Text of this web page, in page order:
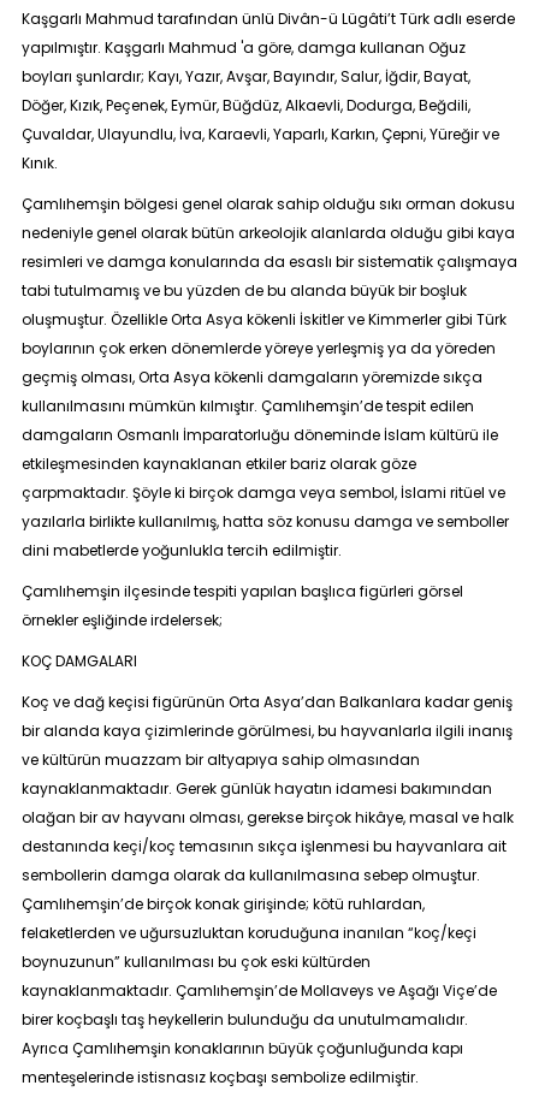
Kaşgarlı Mahmud tarafından ünlü Divân-ü Lügâti’t Türkadlı eserde
yapılmıştır. Kaşgarlı Mahmud 'a göre, damga kullanan Oğuz
boyları şunlardır; Kayı, Yazır, Avşar, Bayındır, Salur, İğdir, Bayat,
Döğer, Kızık, Peçenek, Eymür, Büğdüz, Alkaevli, Dodurga, Beğdili,
Çuvaldar, Ulayundlu, İva, Karaevli, Yaparlı, Karkın, Çepni, Yüreğir ve
Kınık.
Çamlıhemşin bölgesi genel olarak sahip olduğu sıkı orman dokusu
nedeniyle genel olarak bütün arkeolojik alanlarda olduğu gibi kaya
resimleri ve damga konularında da esaslı bir sistematik çalışmaya
tabi tutulmamış ve bu yüzden de bu alanda büyük bir boşluk
oluşmuştur. Özellikle Orta Asya kökenli İskitler ve Kimmerler gibi Türk
boylarının çok erken dönemlerde yöreye yerleşmiş ya da yöreden
geçmiş olması, Orta Asya kökenli damgaların yöremizde sıkça
kullanılmasını mümkün kılmıştır. Çamlıhemşin’de tespit edilen
damgaların Osmanlı İmparatorluğu döneminde İslam kültürü ile
etkileşmesinden kaynaklanan etkiler bariz olarak göze
çarpmaktadır. Şöyle ki birçok damga veya sembol, İslami ritüel ve
yazılarla birlikte kullanılmış, hatta söz konusu damga ve semboller
dini mabetlerde yoğunlukla tercih edilmiştir.
Çamlıhemşin ilçesinde tespiti yapılan başlıca figürleri görsel
örnekler eşliğinde irdelersek;
KOÇ DAMGALARI
Koç ve dağ keçisi figürünün Orta Asya’dan Balkanlara kadar geniş
bir alanda kaya çizimlerinde görülmesi, bu hayvanlarla ilgili inanış
ve kültürün muazzam bir altyapıya sahip olmasından
kaynaklanmaktadır. Gerek günlük hayatın idamesi bakımından
olağan bir av hayvanı olması, gerekse birçok hikâye, masal ve halk
destanında keçi/koç temasının sıkça işlenmesi bu hayvanlara ait
sembollerin damga olarak da kullanılmasına sebep olmuştur.
Çamlıhemşin’de birçok konak girişinde; kötü ruhlardan,
felaketlerden ve uğursuzluktan koruduğuna inanılan “koç/keçi
boynuzunun” kullanılması bu çok eski kültürden
kaynaklanmaktadır. Çamlıhemşin’de Mollaveys ve Aşağı Viçe’de
birer koçbaşlı taş heykellerin bulunduğu da unutulmamalıdır.
Ayrıca Çamlıhemşin konaklarının büyük çoğunluğunda kapı
menteşelerinde istisnasız koçbaşı sembolize edilmiştir.